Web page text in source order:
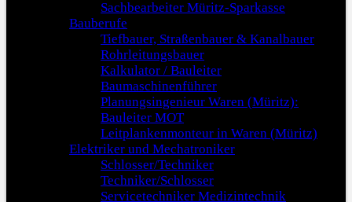
Sachbearbeiter Müritz-Sparkasse
Bauberufe
Tiefbauer, Straßenbauer & Kanalbauer
Rohrleitungsbauer
Kalkulator / Bauleiter
Baumaschinenführer
Planungsingenieur Waren (Müritz):
Bauleiter MOT
Leitplankenmonteur in Waren (Müritz)
Elektriker und Mechatroniker
Schlosser/Techniker
Techniker/Schlosser
Servicetechniker Medizintechnik